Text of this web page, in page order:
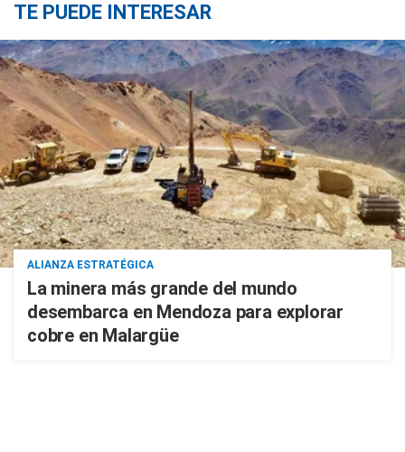
TE PUEDE INTERESAR
ALIANZA ESTRATÉGICA
La minera más grande del mundo
desembarca en Mendoza para explorar
cobre en Malargüe